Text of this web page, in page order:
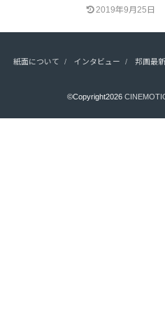
2019年9月25日
紙面について インタビュー 邦画最
©Copyright2026